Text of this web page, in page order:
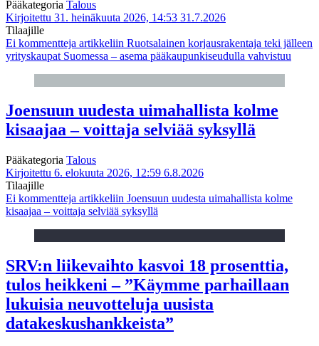
Pääkategoria Talous
Kirjoitettu 31. heinäkuuta 2026, 14:53 31.7.2026
Tilaajille
Ei kommentteja artikkeliin Ruotsalainen korjausrakentaja teki jälleen
yrityskaupat Suomessa – asema pääkaupunkiseudulla vahvistuu
Joensuun uudesta uimahallista kolme
kisaajaa – voittaja selviää syksyllä
Pääkategoria Talous
Kirjoitettu 6. elokuuta 2026, 12:59 6.8.2026
Tilaajille
Ei kommentteja artikkeliin Joensuun uudesta uimahallista kolme
kisaajaa – voittaja selviää syksyllä
SRV:n liikevaihto kasvoi 18 prosenttia,
tulos heikkeni – ”Käymme parhaillaan
lukuisia neuvotteluja uusista
datakeskushankkeista”